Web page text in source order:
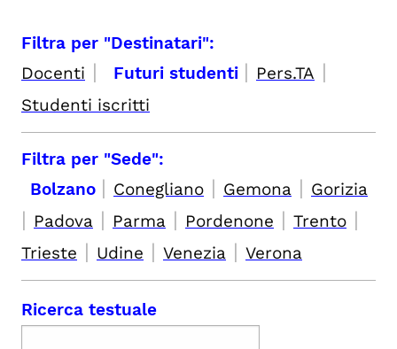
Filtra per "Destinatari":
Docenti | Futuri studenti | Pers.TA |
Studenti iscritti
Filtra per "Sede":
Bolzano | Conegliano | Gemona | Gorizia
| Padova | Parma | Pordenone | Trento |
Trieste | Udine | Venezia | Verona
Ricerca testuale